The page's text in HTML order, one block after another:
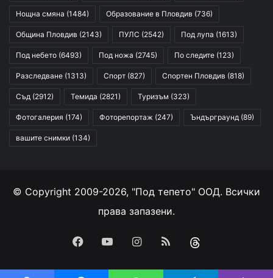
Нощна смяна (1484) Образование в Пловдив (736)
Община Пловдив (2143) ПУЛС (2542) Под лупа (1613)
Под небето (6493) Под ножа (2745) По следите (123)
Разследване (1313) Спорт (827) Спортен Пловдив (818)
Съд (2912) Темида (2821) Туризъм (323)
Фотогалерия (174) Фоторепортаж (247) Ъндърграунд (89)
вашите снимки (134)
© Copyright 2009-2026, "Под тепето" ООД. Всички
права запазени.
Facebook
YouTubeInstagram
RSS